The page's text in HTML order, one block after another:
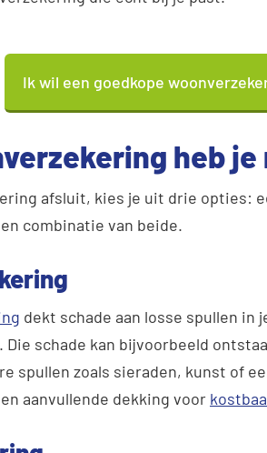
Ik wil een goedkope
heb je
afsluit, kies je uit drie opties:
combinatie van beide.
dekt schade aan losse spullen in
schade kan bijvoorbeeld
spullen zoals sieraden, kunst of
aanvullende dekking voor